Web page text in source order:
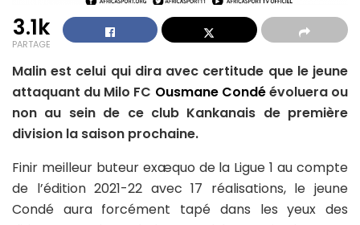
3.1k
PARTAGE
Malin est celui qui dira avec certitude que le jeune
attaquant du Milo FC Ousmane Condéévoluera ou
non au sein de ce club Kankanais de première
division la saison prochaine.
Finir meilleur buteur exæquo de la Ligue 1 au compte
de l’édition 2021-22 avec 17 réalisations, le jeune
Condé aura forcément tapé dans les yeux des